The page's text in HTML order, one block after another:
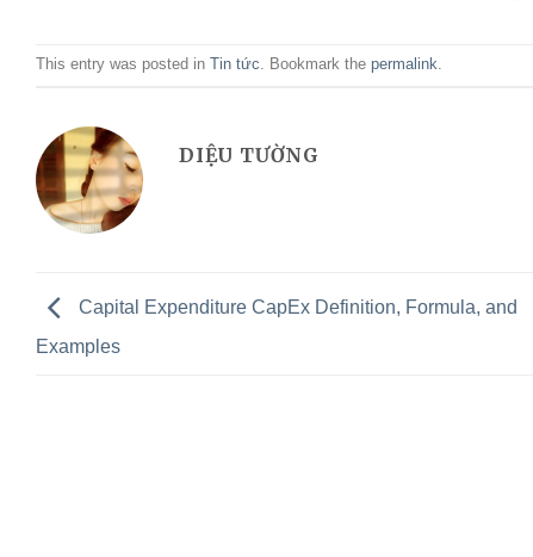
This entry was posted in Tin tức. Bookmark the permalink.
DIỆU TƯỜNG
Capital Expenditure CapEx Definition, Formula, and
Examples